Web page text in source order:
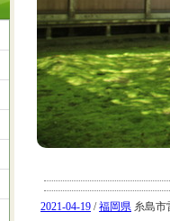
2021-04-19 /福岡県 糸島市